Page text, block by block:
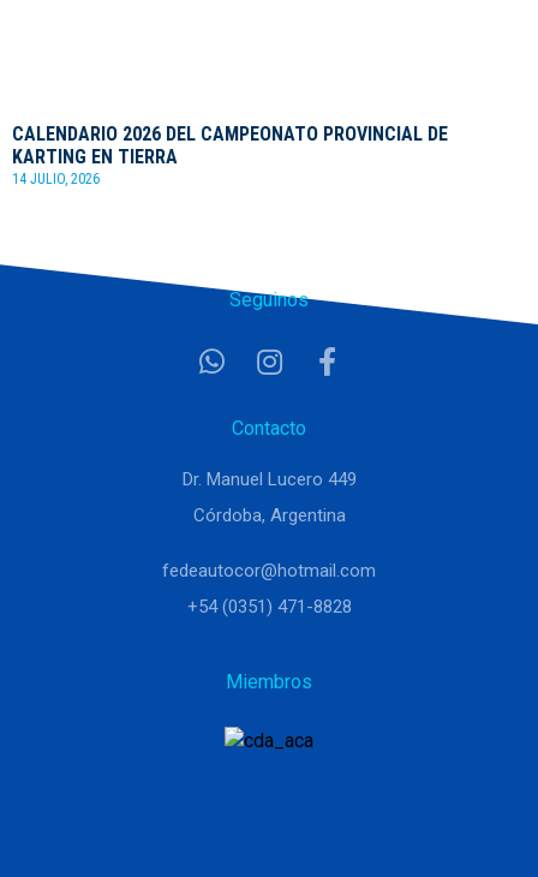
CALENDARIO 2026 DEL CAMPEONATO PROVINCIAL DE
KARTING EN TIERRA
14 JULIO, 2026
Seguinos
Contacto
Dr. Manuel Lucero 449
Córdoba, Argentina
fedeautocor@hotmail.com
+54 (0351) 471-8828
Miembros